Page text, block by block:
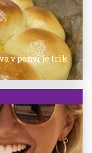
v ponvi je trik